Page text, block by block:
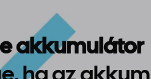
akkumulátor